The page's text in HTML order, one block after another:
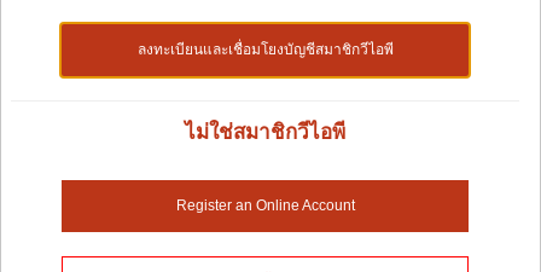
Shop by:
ที่ Pet Lovers Centre Thailand เรามีของเล่นนกให้เลือก
มากมายเพื่อให้คุณเพลิดเพลินและทำให้สัตว์เลี้ยงของคุณ
กระฉับกระเฉงมาก ของเล่นของเราปลอดภัย หยิบจับง่าย
ลงทะเบียนและเชื่อมโยงบัญชีสมาชิกวีไอพี
ไม่ใช่สมาชิกวีไอพี
Register an Online Account